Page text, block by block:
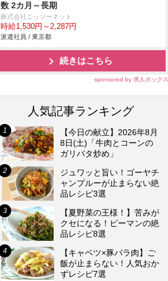
数 2カ月～長期
株式会社ニッソーネット
時給1,530円～2,287円
派遣社員 / 東京都
続きはこちら
sponsored by 求人ボックス
人気記事ランキング
【今日の献立】2026年8月
8日(土)「牛肉とコーンの
ガリバタ炒め」
ジュワッと旨い！ゴーヤチ
ャンプルーが止まらない絶
品レシピ3選
【夏野菜の王様！】苦みが
クセになる！ピーマンの絶
品レシピ8選
【キャベツ×豚バラ肉】ご
飯が止まらない！人気おか
ずレシピ7選